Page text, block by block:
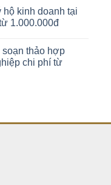
hộ kinh doanh tại
1.000.000đ
thảo hợp
chi phí từ